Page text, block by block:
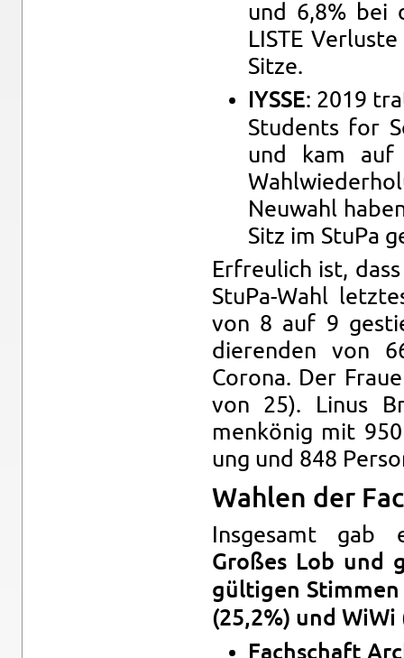
und 6,8% bei
LISTE
Sitze.
IYSSE: 2019
Stu­dents for
und kam auf
Neuwahl
Sitz im StuPa
Er­freulich ist,
StuPa-Wahl
von 8 auf 9
dieren­den von
Corona. Der
von 25). Linus
menkönig mit
ung und 848
Wahlen der
In­s­ge­samt gab
Großes Lob und
gülti­gen Stim­men
(25,2%) und WiWi
Fach­schaft